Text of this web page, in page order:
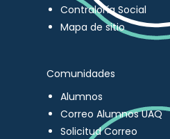
Contraloría Social
Mapa de sitio
Comunidades
Alumnos
Correo Alumnos UAQ
Solicitud Correo